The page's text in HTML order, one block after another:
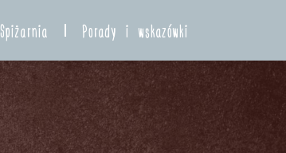
Spiżarnia Porady i wskazówki